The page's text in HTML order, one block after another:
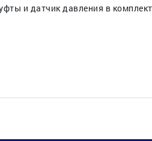
и датчик давления в